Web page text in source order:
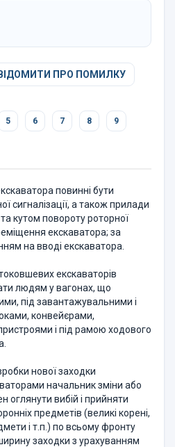
ПРО ПОМИЛКУ
5 6 7 8 9
повинні бути
сигналізації, а також прилади
кутом повороту роторної
екскаватора; за
на вводі екскаватора.
екскаваторів
людям у вагонах, що
під завантажувальними і
конвейєрами,
і під рамою ходового
нової заходки
начальник зміни або
оглянути вибій і прийняти
предметів (великі корені,
і т.п.) по всьому фронту
заходки з урахуванням